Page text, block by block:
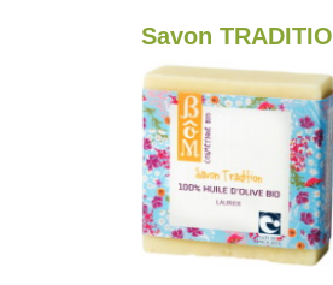
Savon